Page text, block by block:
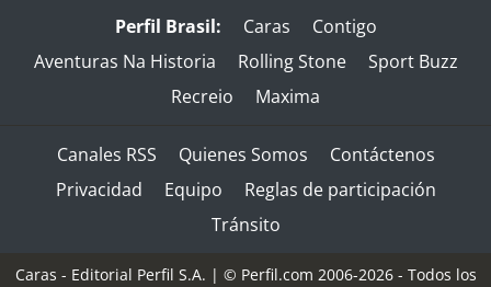
Perfil Brasil: Caras
Contigo
Aventuras Na Historia
Rolling Stone
Sport Buzz
Recreio
Maxima
Canales RSS Quienes Somos
Contáctenos
Privacidad
Equipo
Reglas de participación
Tránsito
Caras - Editorial Perfil S.A. | © Perfil.com 2006-2026 - Todos los